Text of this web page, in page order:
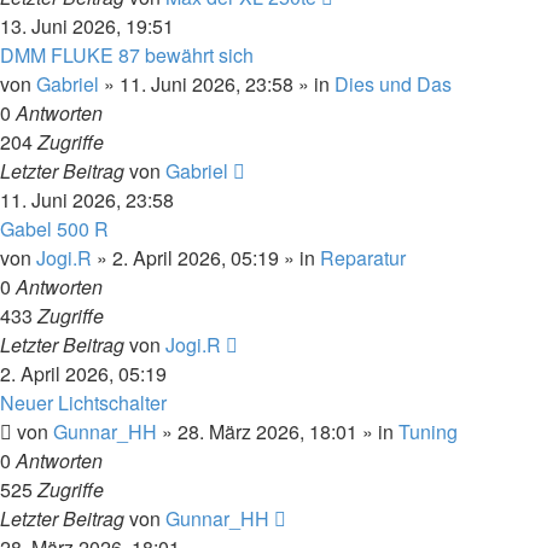
13. Juni 2026, 19:51
DMM FLUKE 87 bewährt sich
von Gabriel » 11. Juni 2026, 23:58 » in Dies und Das
0Antworten
204Zugriffe
Letzter Beitragvon Gabriel
11. Juni 2026, 23:58
Gabel 500 R
von Jogi.R » 2. April 2026, 05:19 » in Reparatur
0Antworten
433Zugriffe
Letzter Beitragvon Jogi.R
2. April 2026, 05:19
Neuer Lichtschalter
von Gunnar_HH » 28. März 2026, 18:01 » in Tuning
0Antworten
525Zugriffe
Letzter Beitragvon Gunnar_HH